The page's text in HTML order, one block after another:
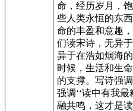
命，经历岁月，
些人类永恒的东
命的丰盈和意趣
们读宋诗，无异
异于在浩如烟海
时候，生活和生
的支撑。写诗强
强调‘‘读中有我
融共鸣，这才是